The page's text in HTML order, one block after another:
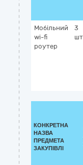
Мобільний
wi-fi
роутер
3
КОНКРЕТНА
НАЗВА
ПРЕДМЕТА
ЗАКУПІВЛІ